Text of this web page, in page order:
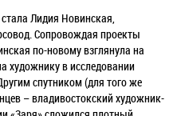
Лидия Новинская,
Сопровождая проекты
по-новому взглянула на
художнику в исследовании
спутником (для того же
– владивостокский художник-